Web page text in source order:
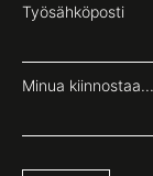
Työsähköposti
Minua kiinnostaa...